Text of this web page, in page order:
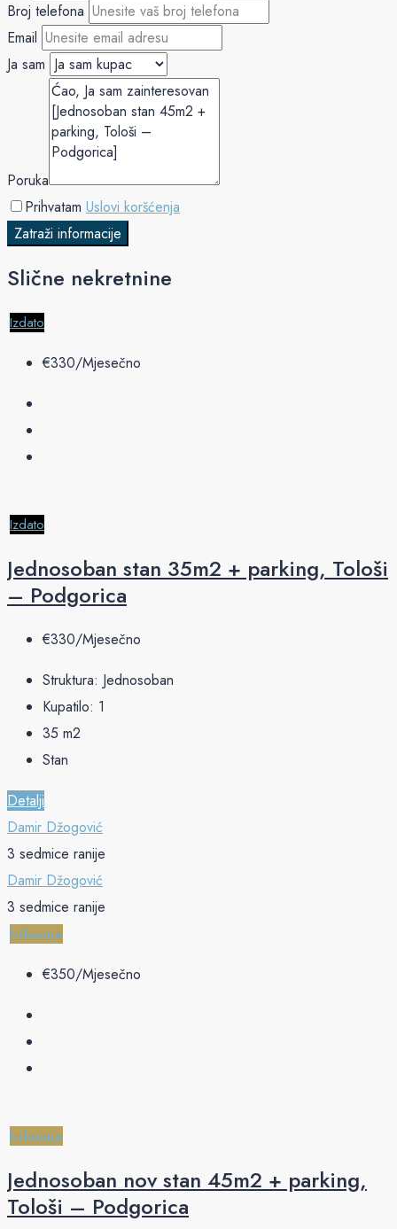
Broj telefona
Email
Ja sam
Poruka
Prihvatam Uslovi koršćenja
Zatraži informacije
Slične nekretnine
Izdato
€‎330/Mjesečno
Izdato
Jednosoban stan 35m2 + parking, Tološi
– Podgorica
€‎330/Mjesečno
Struktura: Jednosoban
Kupatilo: 1
35 m2
Stan
Detalji
Damir Džogović
3 sedmice ranije
Damir Džogović
3 sedmice ranije
Izdavanje
€‎350/Mjesečno
Izdavanje
Jednosoban nov stan 45m2 + parking,
Tološi – Podgorica